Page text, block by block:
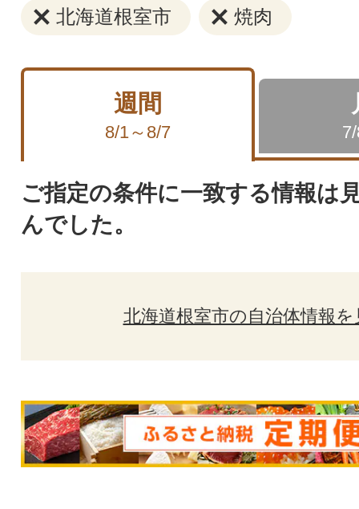
北海道根室市 焼肉
週間
8/1～8/7
ご指定の条件に一致する情報は
んでした。
北海道根室市の自治体情報を